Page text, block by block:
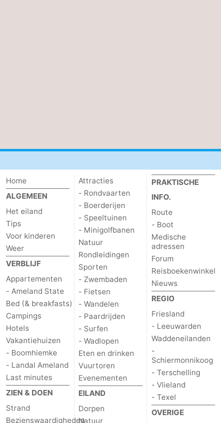
Home
ALGEMEEN
Het eiland
Tips
Voor kinderen
Weer
VERBLIJF
Appartementen
- Ameland State
Bed (& breakfasts)
Campings
Hotels
Vakantiehuizen
- Boomhiemke
- Landal Ameland
Last minutes
ZIEN & DOEN
Strand
Bezienswaardigheden
Attracties
- Rondvaarten
- Boerderijen
- Speeltuinen
- Minigolfbanen
Natuur
Rondleidingen
Sporten
- Zwembaden
- Fietsen
- Wandelen
- Paardrijden
- Surfen
- Wadlopen
Eten en drinken
Vuurtoren
Evenementen
EILAND
Dorpen
Natuur
PRAKTISCHE
INFO.
Route
- Boot
Medische
adressen
Forum
Reisboekenwinkel
Nieuws
REGIO
Friesland
- Leeuwarden
Waddeneilanden
-
Schiermonnikoog
- Terschelling
- Vlieland
- Texel
OVERIGE